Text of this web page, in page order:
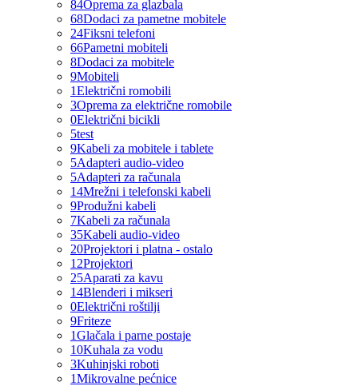
84Oprema za glazbala
68Dodaci za pametne mobitele
24Fiksni telefoni
66Pametni mobiteli
8Dodaci za mobitele
9Mobiteli
1Električni romobili
3Oprema za električne romobile
0Električni bicikli
5test
9Kabeli za mobitele i tablete
5Adapteri audio-video
5Adapteri za računala
14Mrežni i telefonski kabeli
9Produžni kabeli
7Kabeli za računala
35Kabeli audio-video
20Projektori i platna - ostalo
12Projektori
25Aparati za kavu
14Blenderi i mikseri
0Električni roštilji
9Friteze
1Glačala i parne postaje
10Kuhala za vodu
3Kuhinjski roboti
1Mikrovalne pećnice